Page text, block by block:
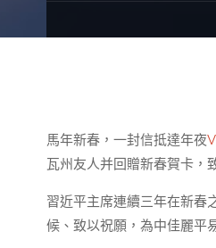
馬年新春，一封信抵達年夜
瓦州友人并回贈新春賀卡，
習近平主席連續三年在新春
候、致以祝願，為中佳麗平